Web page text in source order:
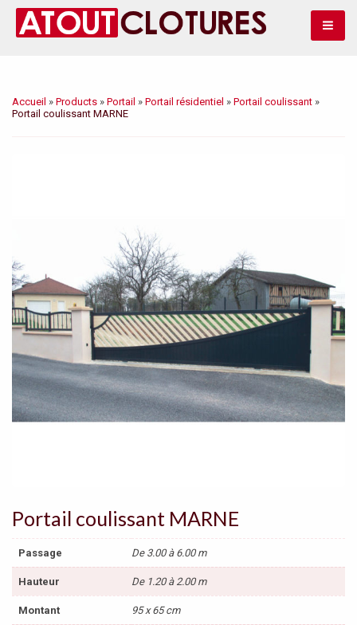
Accueil » Products » Portail » Portail résidentiel » Portail coulissant »
Portail coulissant MARNE
Portail coulissant MARNE
Passage De 3.00 à 6.00 m
Hauteur De 1.20 à 2.00 m
Montant 95 x 65 cm